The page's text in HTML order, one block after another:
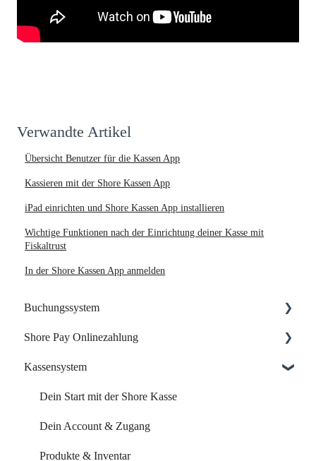
Verwandte Artikel
Übersicht Benutzer für die Kassen App
Kassieren mit der Shore Kassen App
iPad einrichten und Shore Kassen App installieren
Wichtige Funktionen nach der Einrichtung deiner Kasse mit
Fiskaltrust
In der Shore Kassen App anmelden
Buchungssystem
Dein Start mit Shore
Dein Account & Zugang
Kalender & Termine
Buchungsseite
Buchungseinstellungen
Shore Pay Onlinezahlung
Einrichtung & Aktivierung
Zahlungsoptionen & Funktionen
Kassensystem
Dein Start mit der Shore Kasse
Dein Account & Zugang
Produkte & Inventar